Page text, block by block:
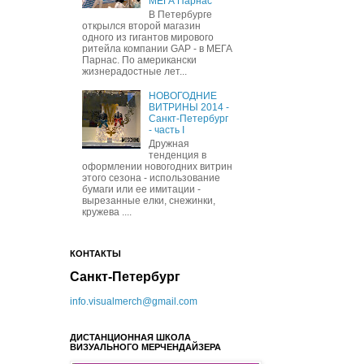
В Петербурге
открылся второй магазин
одного из гигантов мирового
ритейла компании GAP - в МЕГА
Парнас. По американски
жизнерадостные лет...
НОВОГОДНИЕ
ВИТРИНЫ 2014 -
Санкт-Петербург
- часть I
Дружная
тенденция в
оформлении новогодних витрин
этого сезона - использование
бумаги или ее имитации -
вырезанные елки, снежинки,
кружева ....
КОНТАКТЫ
Санкт-Петербург
info.visualmerch@gmail.com
ДИСТАНЦИОННАЯ ШКОЛА
ВИЗУАЛЬНОГО МЕРЧЕНДАЙЗЕРА